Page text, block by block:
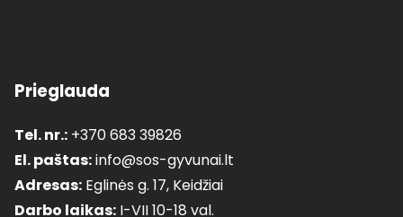
Prieglauda
Tel. nr.: +370 683 39826
El. paštas:info@sos-gyvunai.lt
Adresas: Eglinės g. 17, Keidžiai
Darbo laikas: I-VII 10-18 val.